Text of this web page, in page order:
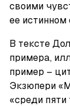
своими
ее истинном
В тексте
примера,
пример –
Экзюпери
«среди